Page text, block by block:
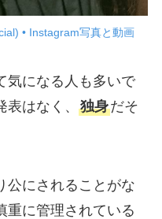
• Instagram写真と動画
気になる人も多いで
はなく、 独身だそ
公にされることがな
重に管理されている